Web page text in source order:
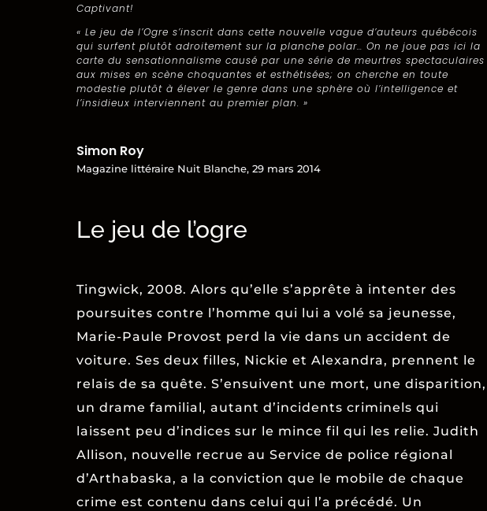
Captivant!
« Le jeu de l’Ogre s’inscrit dans cette nouvelle vague d’auteurs québécois
qui surfent plutôt adroitement sur la planche polar… On ne joue pas ici la
carte du sensationnalisme causé par une série de meurtres spectaculaires
aux mises en scène choquantes et esthétisées; on cherche en toute
modestie plutôt à élever le genre dans une sphère où l’intelligence et
l’insidieux interviennent au premier plan. »
Simon Roy
Magazine littéraire Nuit Blanche, 29 mars 2014
Le jeu de l’ogre
Tingwick, 2008. Alors qu’elle s’apprête à intenter des
poursuites contre l’homme qui lui a volé sa jeunesse,
Marie-Paule Provost perd la vie dans un accident de
voiture. Ses deux filles, Nickie et Alexandra, prennent le
relais de sa quête. S’ensuivent une mort, une disparition,
un drame familial, autant d’incidents criminels qui
laissent peu d’indices sur le mince fil qui les relie. Judith
Allison, nouvelle recrue au Service de police régional
d’Arthabaska, a la conviction que le mobile de chaque
crime est contenu dans celui qui l’a précédé. Un